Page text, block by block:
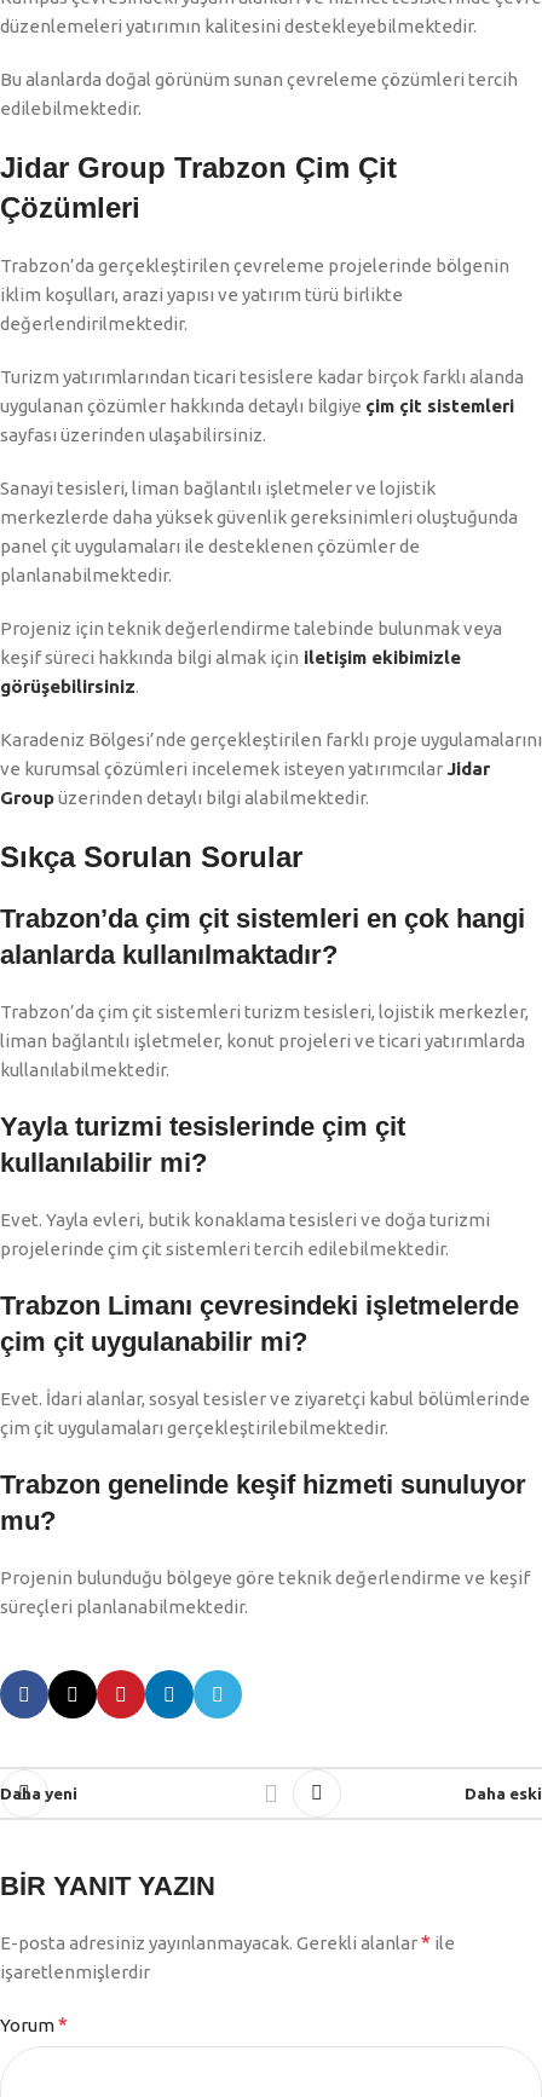
düzenlemeleri yatırımın kalitesini destekleyebilmektedir.
Bu alanlarda doğal görünüm sunan çevreleme çözümleri tercih
edilebilmektedir.
Jidar Group Trabzon Çim Çit
Çözümleri
Trabzon’da gerçekleştirilen çevreleme projelerinde bölgenin
iklim koşulları, arazi yapısı ve yatırım türü birlikte
değerlendirilmektedir.
Turizm yatırımlarından ticari tesislere kadar birçok farklı alanda
uygulanan çözümler hakkında detaylı bilgiye çim çit sistemleri
sayfası üzerinden ulaşabilirsiniz.
Sanayi tesisleri, liman bağlantılı işletmeler ve lojistik
merkezlerde daha yüksek güvenlik gereksinimleri oluştuğunda
panel çit uygulamaları ile desteklenen çözümler de
planlanabilmektedir.
Projeniz için teknik değerlendirme talebinde bulunmak veya
keşif süreci hakkında bilgi almak için iletişim ekibimizle
görüşebilirsiniz.
Karadeniz Bölgesi’nde gerçekleştirilen farklı proje uygulamalarını
ve kurumsal çözümleri incelemek isteyen yatırımcılar Jidar
Groupüzerinden detaylı bilgi alabilmektedir.
Sıkça Sorulan Sorular
Trabzon’da çim çit sistemleri en çok hangi
alanlarda kullanılmaktadır?
Trabzon’da çim çit sistemleri turizm tesisleri, lojistik merkezler,
liman bağlantılı işletmeler, konut projeleri ve ticari yatırımlarda
kullanılabilmektedir.
Yayla turizmi tesislerinde çim çit
kullanılabilir mi?
Evet. Yayla evleri, butik konaklama tesisleri ve doğa turizmi
projelerinde çim çit sistemleri tercih edilebilmektedir.
Trabzon Limanı çevresindeki işletmelerde
çim çit uygulanabilir mi?
Evet. İdari alanlar, sosyal tesisler ve ziyaretçi kabul bölümlerinde
çim çit uygulamaları gerçekleştirilebilmektedir.
Trabzon genelinde keşif hizmeti sunuluyor
mu?
Projenin bulunduğu bölgeye göre teknik değerlendirme ve keşif
süreçleri planlanabilmektedir.
Daha yeni Daha eski
BIR YANIT YAZIN
E-posta adresiniz yayınlanmayacak. Gerekli alanlar* ile
işaretlenmişlerdir
Yorum*